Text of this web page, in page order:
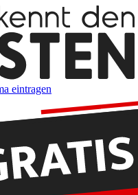
eintragen